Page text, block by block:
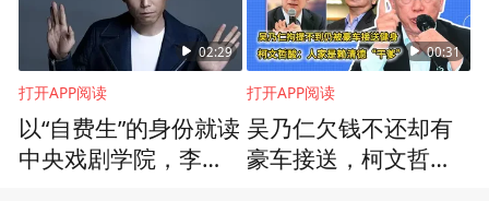
02:29
打开APP阅读
以“自费生”的身份就读
中央戏剧学院，李乃
00:31
打开APP阅读
吴乃仁欠钱不还却有
豪车接送，柯文哲